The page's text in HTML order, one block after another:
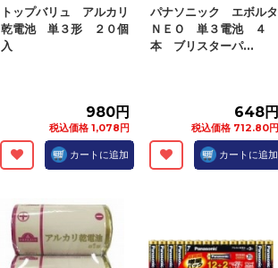
トップバリュ アルカリ
乾電池 単３形 ２０個
入
980円
税込価格 1,078円
カートに追加
パナソニック エボルタ
ＮＥＯ 単３電池 ４
本 ブリスターパ...
648円
税込価格 712.80円
カートに追加